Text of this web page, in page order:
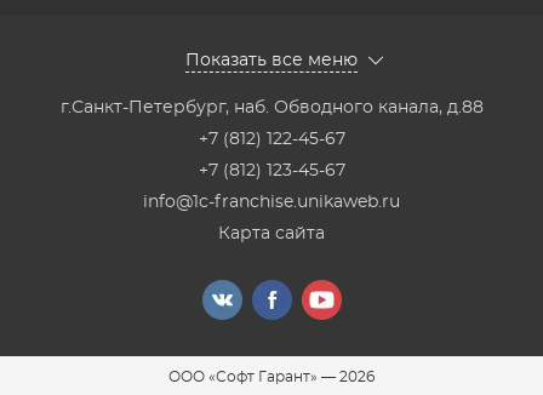
Показать все меню
г.Санкт-Петербург, наб. Обводного канала, д.88
+7 (812) 122-45-67
+7 (812) 123-45-67
info@1c-franchise.unikaweb.ru
Карта сайта
ООО «Софт Гарант» — 2026